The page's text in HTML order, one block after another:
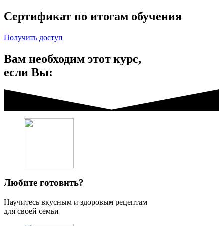
Сертификат по итогам обучения
Получить доступ
Вам необходим этот курс,
если Вы:
Любите готовить?
Научитесь вкусным и здоровым рецептам
для своей семьи